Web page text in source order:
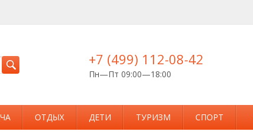
+7 (499) 112-08-42
Пн—Пт 09:00—18:00
ОТДЫХ ДЕТИ ТУРИЗМ СПОРТ